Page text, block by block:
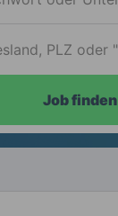
Job finden